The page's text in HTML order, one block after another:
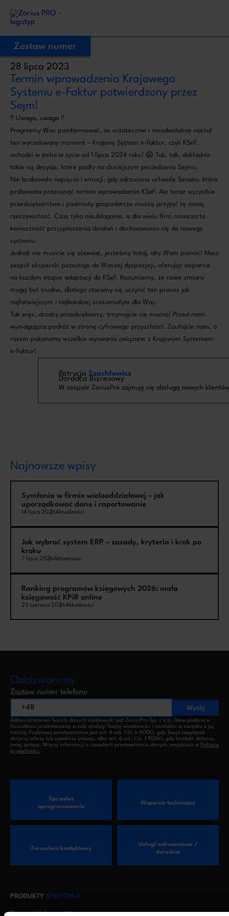
Zostaw Swój numer telefonu,
zadzwonimy niezwłocznie!
Administratorem Twoich danych osobowych jest ZoriusPro Sp. z o.o. Dane
kontaktu w związku z jej treścią. Podstawą przetwarzania jest art. 6 ust. 1 lit. b
RODO, gdy Twoje zapytanie dotyczy oferty lub zawarcia umowy, albo art. 6
ust. 1 lit. f RODO, gdy kontakt dotyczy innej sprawy. Więcej informacji o
Zostaw numer
28 lipca 2023
Termin wprowadzenia Krajowego
Systemu e-Faktur potwierdzony przez
Sejm!
‼️ Uwaga, uwaga ‼️
Pragniemy Was poinformować, że ostatecznie i nieodwołalnie nastał
ten wyczekiwany moment – Krajowy System e-Faktur, czyli KSeF,
wchodzi w pełni w życie od 1 lipca 2024 roku! 😱 Tak, tak, dokładnie
takie są decyzje, które padły na dzisiejszym posiedzeniu Sejmu.
Nie brakowało napięcia i emocji, gdy odrzucono uchwałę Senatu, która
próbowała przesunąć termin wprowadzenia KSeF. Ale teraz wszystkie
przedsiębiorstwa i podmioty gospodarcze muszą przyjąć tę nową
rzeczywistość. Czas tyka nieubłaganie, a dla wielu firm oznacza to
konieczność przyspieszenia działań i dostosowania się do nowego
systemu.
Jednak nie musicie się obawiać, jesteśmy tutaj, aby Wam pomóc! Nasz
zespół ekspercki pozostaje do Waszej dyspozycji, oferując wsparcie
na każdym etapie adaptacji do KSeF. Rozumiemy, że nowe zmiany
mogą być trudne, dlatego staramy się uczynić ten proces jak
najłatwiejszym i najbardziej zrozumiałym dla Was.
Tak więc, drodzy przedsiębiorcy, trzymajcie się mocno! Przed nami
wymagająca podróż w stronę cyfrowego przyszłości. Zaufajcie nam, a
razem pokonamy wszelkie wyzwania związane z Krajowym Systemem
e-Faktur!
Patrycja Szachłowicz
Doradca Biznesowy
W zespole ZoriusPro zajmuję się obsługą nowych
Najnowsze wpisy
Symfonia w firmie wielooddziałowej – jak
uporządkować dane i raportowanie
14 lipca 2026Aktualności
Jak wybrać system ERP – zasady, kryteria i krok po
kroku
7 lipca 2026Aktualności
Ranking programów księgowych 2026: mała
księgowość KPiR online
23 czerwca 2026Aktualności
Oddzwonimy
Zostaw numer telefonu
Wyślij
Administratorem Twoich danych osobowych jest ZoriusPro Sp. z o.o. Dane podane w
formularzu przetwarzamy w celu obsługi Twojej wiadomości i kontaktu w związku z jej
treścią. Podstawą przetwarzania jest art. 6 ust. 1 lit. b RODO, gdy Twoje zapytanie
dotyczy oferty lub zawarcia umowy, albo art. 6 ust. 1 lit. f RODO, gdy kontakt dotyczy
innej sprawy. Więcej informacji o zasadach przetwarzania danych znajdziesz w Polityce
prywatności.
Sprzedaż
oprogramowania
Wsparcie techniczne
Formularz kontaktowy
Usługi wdrożeniowe /
doradcze
PRODUKTY SYMFONIA
Finanse i Księgowość